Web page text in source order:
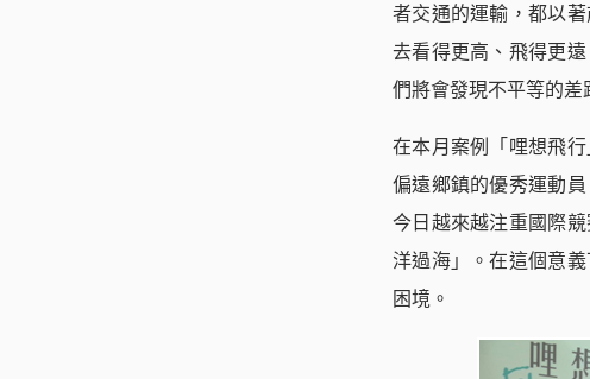
者交通的運輸，都以
去看得更高、飛得更
們將會發現不平等的差
在本月案例「哩想飛
偏遠鄉鎮的優秀運動
今日越來越注重國際
洋過海」。在這個意
困境。